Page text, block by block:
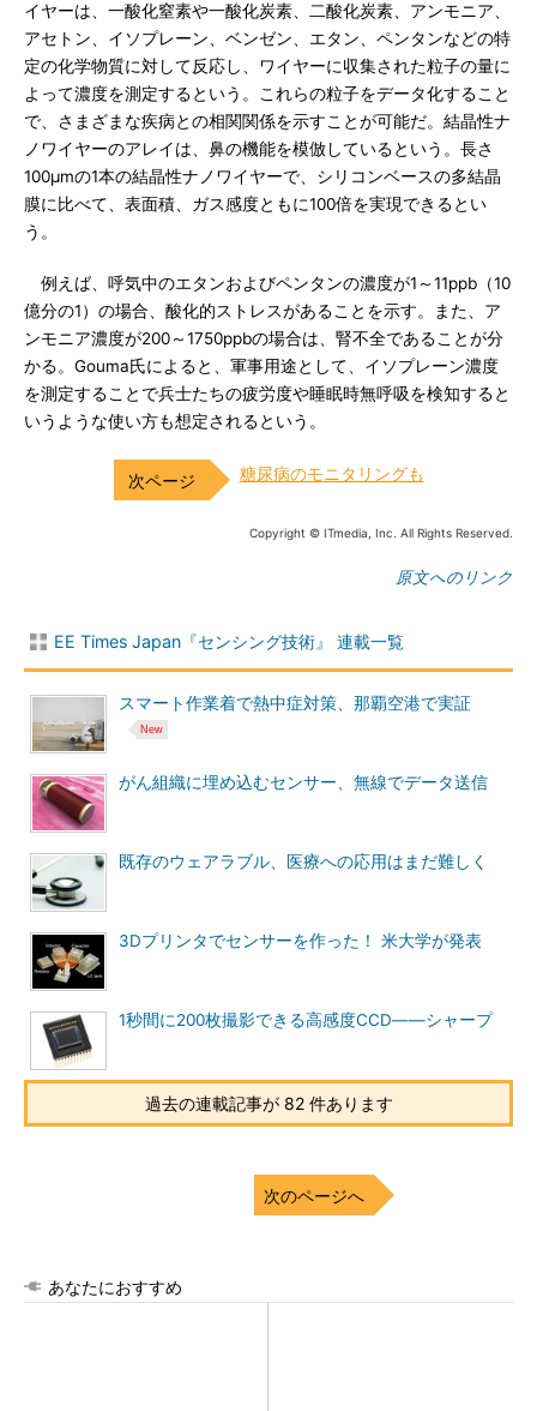
イヤーは、一酸化窒素や一酸化炭素、二酸化炭素、アンモニア、
アセトン、イソプレーン、ベンゼン、エタン、ペンタンなどの特
定の化学物質に対して反応し、ワイヤーに収集された粒子の量に
よって濃度を測定するという。これらの粒子をデータ化すること
で、さまざまな疾病との相関関係を示すことが可能だ。結晶性ナ
ノワイヤーのアレイは、鼻の機能を模倣しているという。長さ
100μmの1本の結晶性ナノワイヤーで、シリコンベースの多結晶
膜に比べて、表面積、ガス感度ともに100倍を実現できるとい
う。
例えば、呼気中のエタンおよびペンタンの濃度が1～11ppb（10
億分の1）の場合、酸化的ストレスがあることを示す。また、ア
ンモニア濃度が200～1750ppbの場合は、腎不全であることが分
かる。Gouma氏によると、軍事用途として、イソプレーン濃度
を測定することで兵士たちの疲労度や睡眠時無呼吸を検知すると
いうような使い方も想定されるという。
糖尿病のモニタリングも
Copyright © ITmedia, Inc. All Rights Reserved.
原文へのリンク
EE Times Japan『センシング技術』 連載一覧
スマート作業着で熱中症対策、那覇空港で実証
がん組織に埋め込むセンサー、無線でデータ送信
既存のウェアラブル、医療への応用はまだ難しく
3Dプリンタでセンサーを作った！ 米大学が発表
1秒間に200枚撮影できる高感度CCD――シャープ
過去の連載記事が 82 件あります
次のページへ
あなたにおすすめ